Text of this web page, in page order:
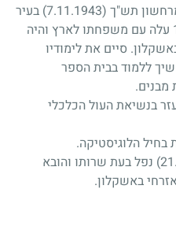
תש"ך (7.11.1943)
בעיר
ספקס אשר בטוניס. בשנת 1955 עלה עם משפחתו לארץ והיה
סיים את לימודיו
ללמוד בבית הספר
בנשיאת העול הכלכלי
נפל בעת שרותו והובא
באשקלון.